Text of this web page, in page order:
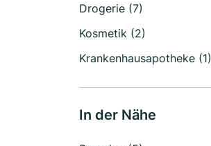
Drogerie (7)
Kosmetik (2)
Krankenhausapotheke (1)
In der Nähe